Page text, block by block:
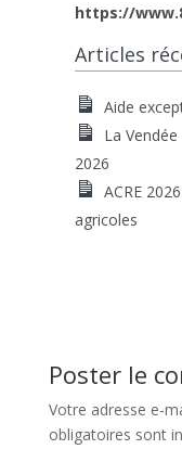
https://
Articles
Aide
La
2026
ACRE
agricoles
Poster le
Votre adresse e-
obligatoires sont